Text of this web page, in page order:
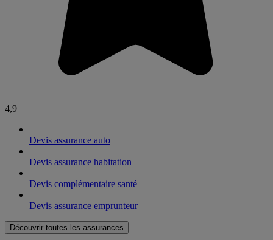
4,9
Devis assurance auto
Devis assurance habitation
Devis complémentaire santé
Devis assurance emprunteur
Découvrir toutes les assurances